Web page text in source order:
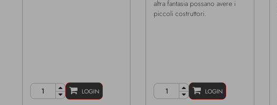
LOGIN
altra fantasia possano avere i
piccoli costruttori.
LOGIN